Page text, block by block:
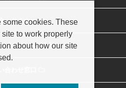
・セミナー
ションのご紹介
some cookies. These
to work properly
about how our site